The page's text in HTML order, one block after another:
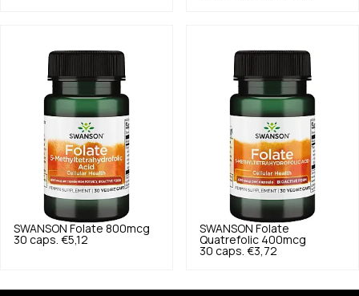
SWANSON Folate 800mcg
30 caps. €5,12
SWANSON Folate
Quatrefolic 400mcg
30 caps. €3,72